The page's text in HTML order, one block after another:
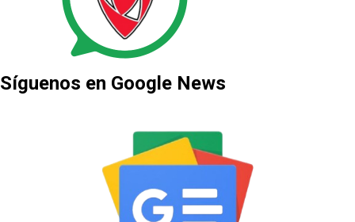
Síguenos en Google News